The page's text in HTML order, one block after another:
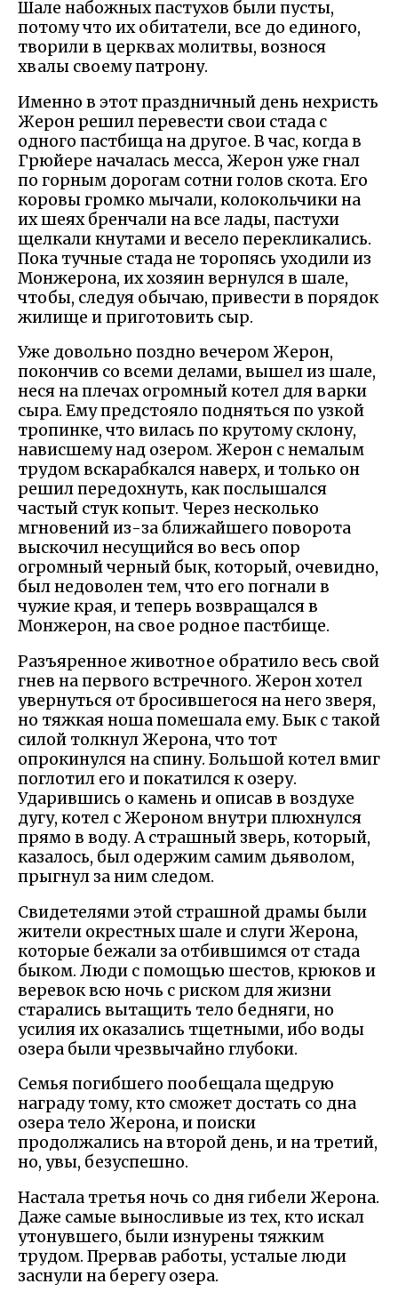
Шале набожных пастухов были пусты,
потому что их обитатели, все до единого,
творили в церквах молитвы, вознося
хвалы своему патрону.
Именно в этот праздничный день нехристь
Жерон решил перевести свои стада с
одного пастбища на другое. В час, когда в
Грюйере началась месса, Жерон уже гнал
по горным дорогам сотни голов скота. Его
коровы громко мычали, колокольчики на
их шеях бренчали на все лады, пастухи
щелкали кнутами и весело перекликались.
Пока тучные стада не торопясь уходили из
Монжерона, их хозяин вернулся в шале,
чтобы, следуя обычаю, привести в порядок
жилище и приготовить сыр.
Уже довольно поздно вечером Жерон,
покончив со всеми делами, вышел из шале,
неся на плечах огромный котел для варки
сыра. Ему предстояло подняться по узкой
тропинке, что вилась по крутому склону,
нависшему над озером. Жерон с немалым
трудом вскарабкался наверх, и только он
решил передохнуть, как послышался
частый стук копыт. Через несколько
мгновений из-за ближайшего поворота
выскочил несущийся во весь опор
огромный черный бык, который, очевидно,
был недоволен тем, что его погнали в
чужие края, и теперь возвращался в
Монжерон, на свое родное пастбище.
Разъяренное животное обратило весь свой
гнев на первого встречного. Жерон хотел
увернуться от бросившегося на него зверя,
но тяжкая ноша помешала ему. Бык с такой
силой толкнул Жерона, что тот
опрокинулся на спину. Большой котел вмиг
поглотил его и покатился к озеру.
Ударившись о камень и описав в воздухе
дугу, котел с Жероном внутри плюхнулся
прямо в воду. А страшный зверь, который,
казалось, был одержим самим дьяволом,
прыгнул за ним следом.
Свидетелями этой страшной драмы были
жители окрестных шале и слуги Жерона,
которые бежали за отбившимся от стада
быком. Люди с помощью шестов, крюков и
веревок всю ночь с риском для жизни
старались вытащить тело бедняги, но
усилия их оказались тщетными, ибо воды
озера были чрезвычайно глубоки.
Семья погибшего пообещала щедрую
награду тому, кто сможет достать со дна
озера тело Жерона, и поиски
продолжались на второй день, и на третий,
но, увы, безуспешно.
Настала третья ночь со дня гибели Жерона.
Даже самые выносливые из тех, кто искал
утонувшего, были изнурены тяжким
трудом. Прервав работы, усталые люди
заснули на берегу озера.